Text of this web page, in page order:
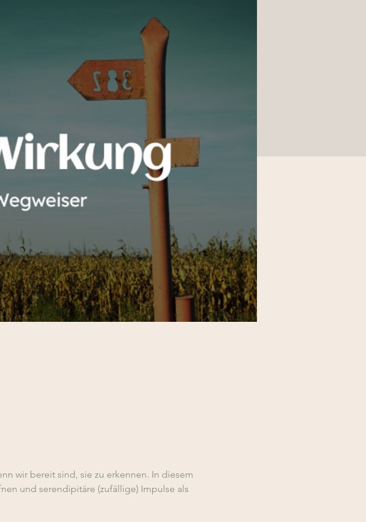
wir bereit sind, sie zu erkennen. In diesem
und serendipitäre (zufällige) Impulse als